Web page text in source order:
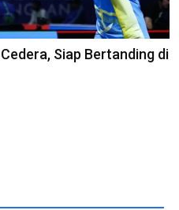
Siap Bertanding di